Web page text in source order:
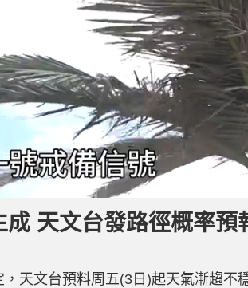
天文台發路徑概率預
天文台預料周五(3日)起天氣漸趨不